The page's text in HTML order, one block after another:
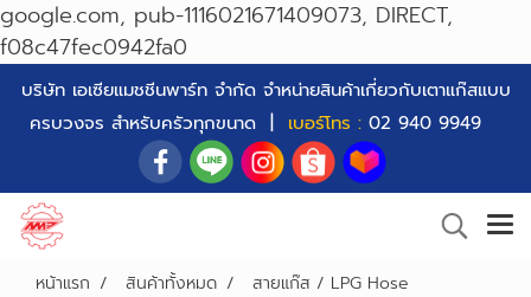
google.com, pub-1116021671409073, DIRECT,
f08c47fec0942fa0
บริษัท เอเซียแมชชีนพาร์ท จำกัด จำหน่ายสินค้าเกี่ยวกับเตาแก๊สแบบ
ครบวงจร สำหรับครัวทุกขนาด | เบอร์โทร : 02 940 9949
หน้าแรก สินค้าทั้งหมด
สายแก๊ส / LPG Hose